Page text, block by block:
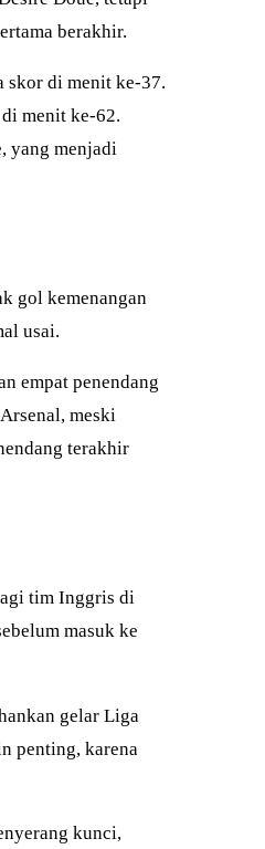
berakhir.
skor di menit ke-37.
menit ke-62.
yang menjadi
gol kemenangan
usai.
empat penendang
meski
terakhir
tim Inggris di
masuk ke
gelar Liga
penting, karena
kunci,